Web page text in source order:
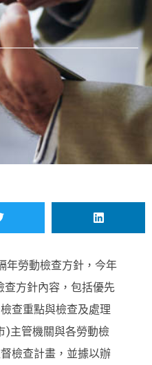
年勞動檢查方針，今年
查方針內容，包括優先
查重點與檢查及處理
)主管機關與各勞動檢
檢查計畫，並據以辦